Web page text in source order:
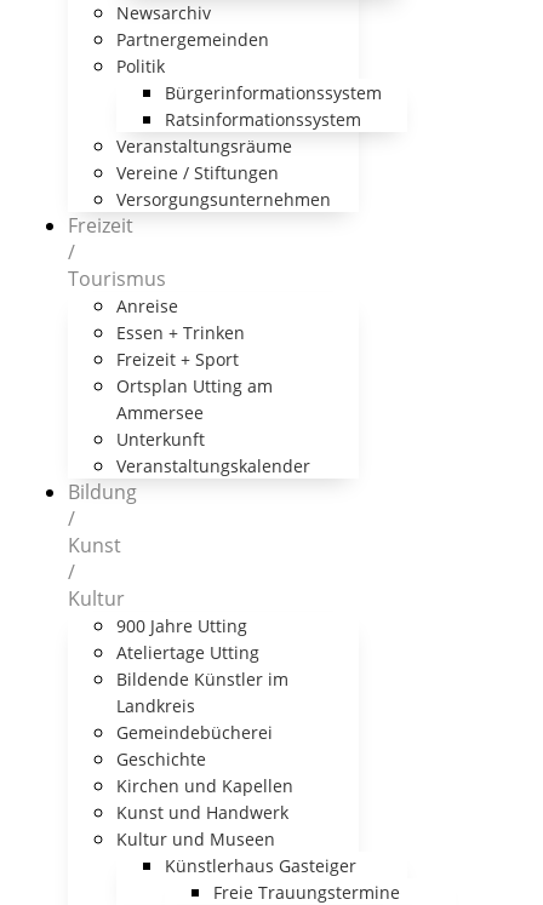
Newsarchiv
Partnergemeinden
Politik
Bürgerinformationssystem
Ratsinformationssystem
Veranstaltungsräume
Vereine / Stiftungen
Versorgungsunternehmen
Freizeit
/
Tourismus
Anreise
Essen + Trinken
Freizeit + Sport
Ortsplan Utting am
Ammersee
Unterkunft
Veranstaltungskalender
Bildung
/
Kunst
/
Kultur
900 Jahre Utting
Ateliertage Utting
Bildende Künstler im
Landkreis
Gemeindebücherei
Geschichte
Kirchen und Kapellen
Kunst und Handwerk
Kultur und Museen
Künstlerhaus Gasteiger
Freie Trauungstermine